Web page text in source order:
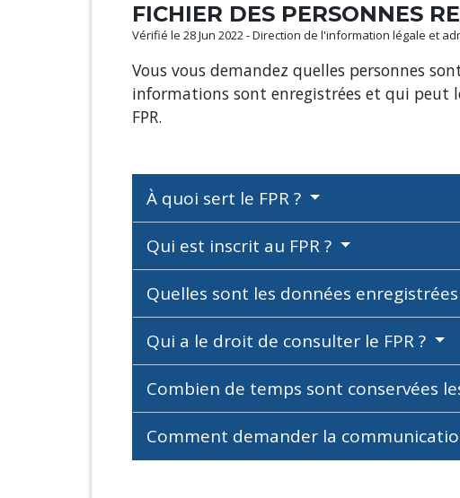
FICHIER DES PERSONNES
Vérifié le 28 Jun 2022 - Direction de l'information légale et
Vous vous demandez quelles personnes
informations sont enregistrées et qui peut
FPR.
À quoi sert le FPR ?
Qui est inscrit au FPR ?
Quelles sont les données enregistrées
Qui a le droit de consulter le FPR ?
Combien de temps sont conservées
Comment demander la